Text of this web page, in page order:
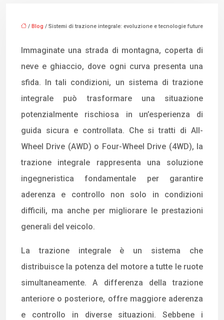
/ Blog / Sistemi di trazione integrale: evoluzione e tecnologie future
Immaginate una strada di montagna, coperta di
neve e ghiaccio, dove ogni curva presenta una
sfida. In tali condizioni, un sistema di trazione
integrale può trasformare una situazione
potenzialmente rischiosa in un’esperienza di
guida sicura e controllata. Che si tratti di All-
Wheel Drive (AWD) o Four-Wheel Drive (4WD), la
trazione integrale rappresenta una soluzione
ingegneristica fondamentale per garantire
aderenza e controllo non solo in condizioni
difficili, ma anche per migliorare le prestazioni
generali del veicolo.
La trazione integrale è un sistema che
distribuisce la potenza del motore a tutte le ruote
simultaneamente. A differenza della trazione
anteriore o posteriore, offre maggiore aderenza
e controllo in diverse situazioni. Sebbene i